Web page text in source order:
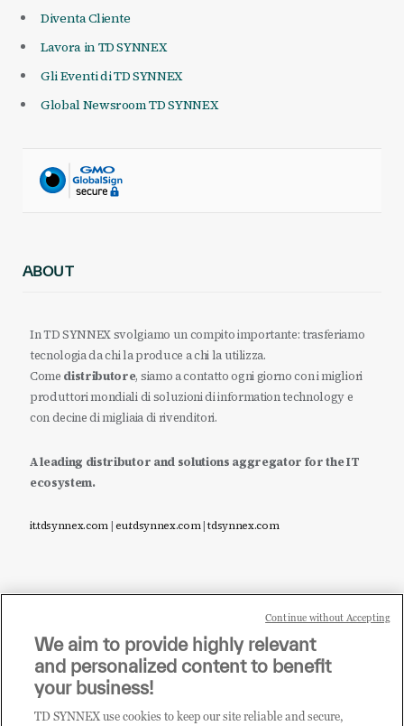
Diventa Cliente
Lavora in TD SYNNEX
Gli Eventi di TD SYNNEX
Global Newsroom TD SYNNEX
ABOUT
In TD SYNNEX svolgiamo un compito importante: trasferiamo
tecnologia da chi la produce a chi la utilizza.
Come distributore, siamo a contatto ogni giorno con i migliori
produttori mondiali di soluzioni di information technology e
con decine di migliaia di rivenditori.
A leading distributor and solutions aggregator for the IT
ecosystem.
it.tdsynnex.com|eu.tdsynnex.com|tdsynnex.com
Sei un rivenditore di tecnologia e desideri acquistare
i prodotti o le soluzioni trattate sul blog?
CLICCA QUI E DIVENTA
CLIENTE TD SYNNEX
We aim to provide highly relevant
and personalized content to benefit
your business!
TD SYNNEX use cookies to keep our site reliable and secure,
Continue without Accepting